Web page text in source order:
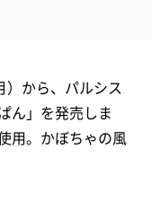
）から、パルシス
ん」を発売しま
用。かぼちゃの風